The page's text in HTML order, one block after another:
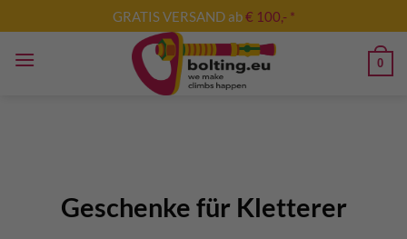
to
content
GRATIS VERSAND ab€ 100,- *
0
Geschenke für Kletterer